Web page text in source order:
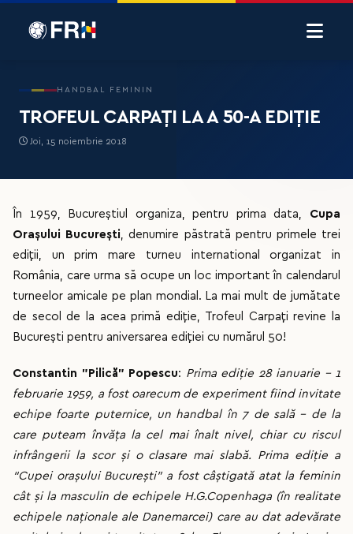
HANDBAL FEMININ
TROFEUL CARPAȚI LA A 50-A EDIȚIE
Joi, 15 noiembrie 2018
În 1959, Bucureștiul organiza, pentru prima data, Cupa
Orașului București, denumire păstrată pentru primele trei
ediții, un prim mare turneu international organizat in
România, care urma să ocupe un loc important în calendarul
turneelor amicale pe plan mondial. La mai mult de jumătate
de secol de la acea primă ediție, Trofeul Carpați revine la
București pentru aniversarea ediției cu numărul 50!
Constantin "Pilică" Popescu: Prima ediție 28 ianuarie – 1
februarie 1959, a fost oarecum de experiment fiind invitate
echipe foarte puternice, un handbal în 7 de sală – de la
care puteam învăța la cel mai înalt nivel, chiar cu riscul
infrângerii la scor şi o clasare mai slabă. Prima ediție a
“Cupei oraşului Bucureşti” a fost câştigată atat la feminin
cât şi la masculin de echipele H.G.Copenhaga (în realitate
echipele naționale ale Danemarcei) care au dat adevărate